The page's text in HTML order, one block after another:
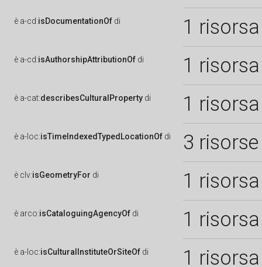
è a-cd:isDocumentationOf di 1 risorsa
è a-cd:isAuthorshipAttributionOf di 1 risorsa
è a-cat:describesCulturalProperty di 1 risorsa
è a-loc:isTimeIndexedTypedLocationOf di 3 risorse
è clv:isGeometryFor di 1 risorsa
è arco:isCataloguingAgencyOf di 1 risorsa
è a-loc:isCulturalInstituteOrSiteOf di 1 risorsa